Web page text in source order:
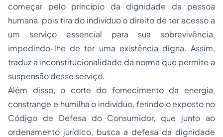
começar pelo princípio da dignidade da pessoa
humana, pois tira do indivíduo o direito de ter acesso a
um serviço essencial para sua sobrevivência,
impedindo-lhe de ter uma existência digna. Assim,
traduz a inconstitucionalidade da norma que permite a
suspensão desse serviço.
Além disso, o corte do fornecimento da energia,
constrange e humilha o indivíduo, ferindo o exposto no
Código de Defesa do Consumidor, que junto ao
ordenamento jurídico, busca a defesa da dignidade